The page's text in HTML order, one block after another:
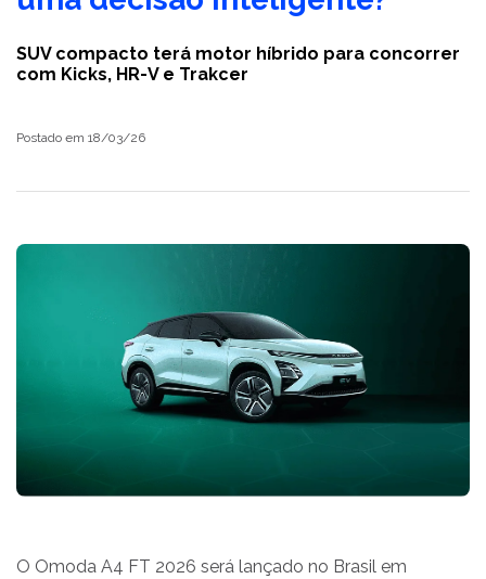
SUV compacto terá motor híbrido para concorrer
com Kicks, HR-V e Trakcer
Postado em 18/03/26
O Omoda A4 FT 2026 será lançado no Brasil em